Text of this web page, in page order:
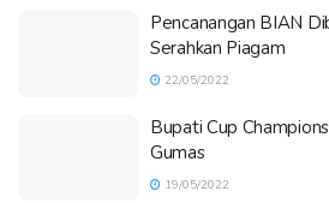
Pencanangan BIAN
Serahkan Piagam
22/05/2022
Bupati Cup
Gumas
19/05/2022